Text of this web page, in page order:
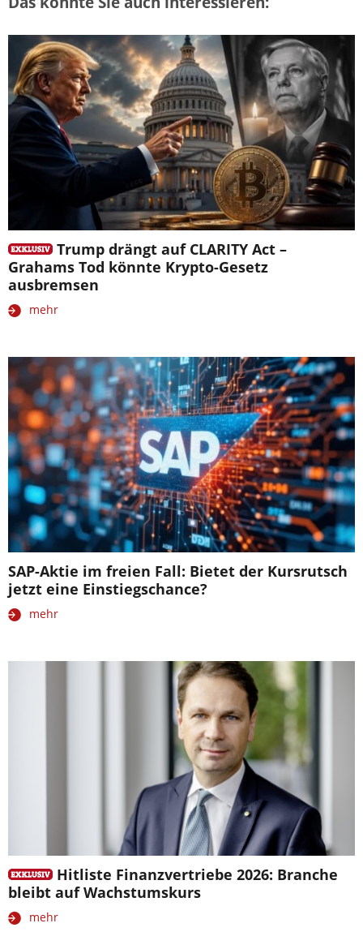
Trump drängt auf CLARITY Act –
Grahams Tod könnte Krypto-Gesetz
ausbremsen
mehr
SAP-Aktie im freien Fall: Bietet der Kursrutsch
jetzt eine Einstiegschance?
mehr
Hitliste Finanzvertriebe 2026: Branche
bleibt auf Wachstumskurs
mehr